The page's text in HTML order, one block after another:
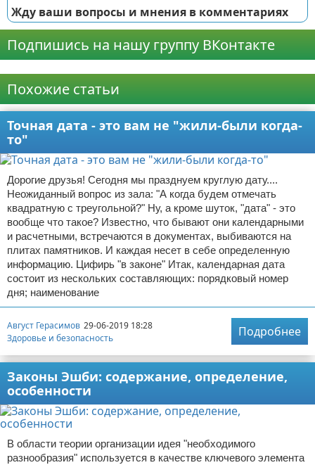
Жду ваши вопросы и мнения в комментариях
Подпишись на нашу группу ВКонтакте
Похожие статьи
Точная дата - это вам не "жили-были когда-
то"
Дорогие друзья! Сегодня мы празднуем круглую дату....
Неожиданный вопрос из зала: "А когда будем отмечать
квадратную с треугольной?" Ну, а кроме шуток, "дата" - это
вообще что такое? Известно, что бывают они календарными
и расчетными, встречаются в документах, выбиваются на
плитах памятников. И каждая несет в себе определенную
информацию. Цифирь "в законе" Итак, календарная дата
состоит из нескольких составляющих: порядковый номер
дня; наименование
Август Герасимов 29-06-2019 18:28
Здоровье и безопасность
Подробнее
Законы Эшби: содержание, определение,
особенности
В области теории организации идея "необходимого
разнообразия" используется в качестве ключевого элемента